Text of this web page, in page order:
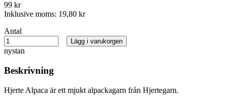
99 kr
Inklusive moms: 19,80 kr
Antal
nystan
Lägg i varukorgen
Beskrivning
Hjerte Alpaca är ett mjukt alpackagarn från Hjertegarn.